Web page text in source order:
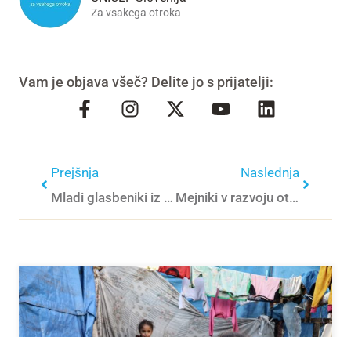
Za vsakega otroka
Vam je objava všeč? Delite jo s prijatelji:
Prejšnja
Mladi glasbeniki iz Ukrajine in Slovenije združeni za boljšo prihodnost vseh
Naslednja
Mejniki v razvoju otroka pri 9 mesecih